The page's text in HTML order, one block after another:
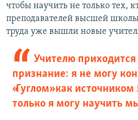
чтобы научить не только тех,
преподавателей высшей
труда уже вышли новые
Учителю приходится
признание: я не могу
«Гуглом» как
только я могу научить